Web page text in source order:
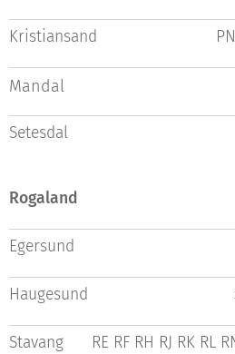
Kristiansand
Mandal
Setesdal
Rogaland
Egersund
Haugesund
Stavang
RE RF RH RJ RK RL